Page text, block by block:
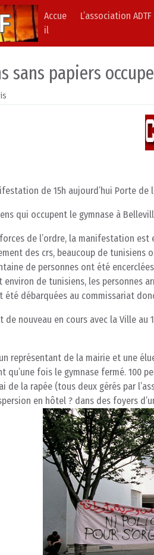
Accue
il
L’association ADTF
sans papiers
de 15h aujourd’hui Porte de
qui occupent le gymnase à
de l’ordre, la manifestation
des crs, beaucoup de
de personnes ont été
de tunisiens, les personnes
été débarquées au commissariat
nouveau en cours avec la Ville au
représentant de la mairie et une
qu’une fois le gymnase fermé. 100
de la rapée (tous deux gérés par
en hôtel ? dans des foyers